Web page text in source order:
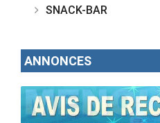
SNACK-BAR
ANNONCES